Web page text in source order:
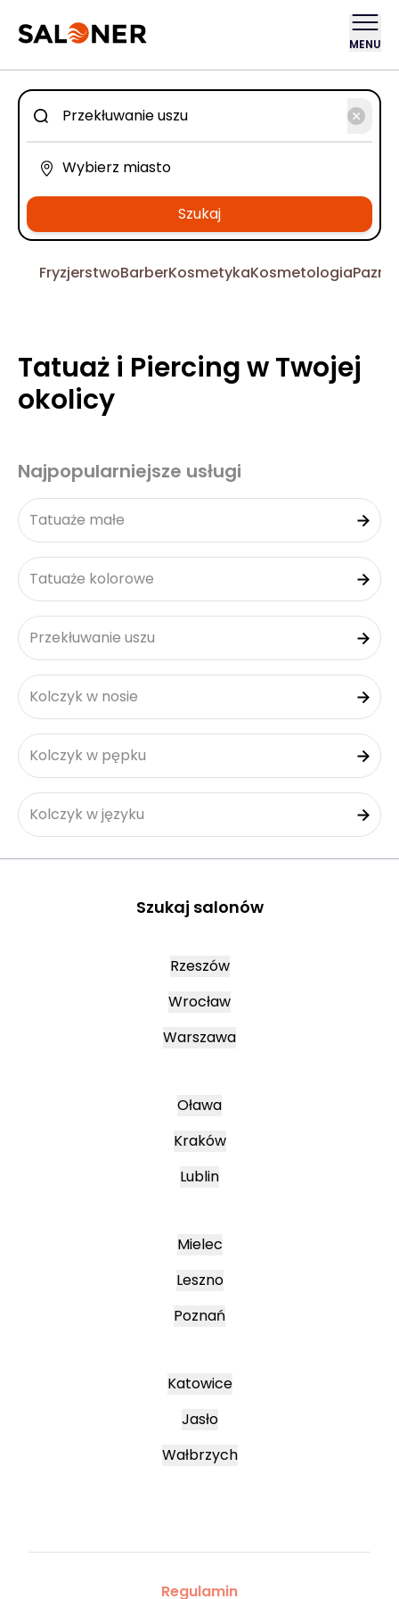
MENU
Szukaj
FryzjerstwoBarberKosmetykaKosmetologia
Tatuaż i Piercing w Twojej
okolicy
Najpopularniejsze usługi
Tatuaże małe
Tatuaże kolorowe
Przekłuwanie uszu
Kolczyk w nosie
Kolczyk w pępku
Kolczyk w języku
Szukaj salonów
Rzeszów
Wrocław
Warszawa
Oława
Kraków
Lublin
Mielec
Leszno
Poznań
Katowice
Jasło
Wałbrzych
Regulamin